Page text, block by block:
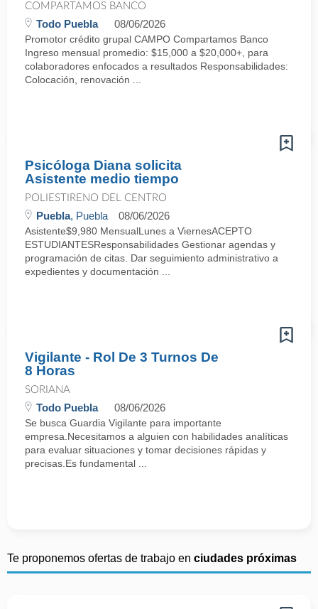
COMPARTAMOS BANCO
Todo Puebla 08/06/2026
Promotor crédito grupal CAMPO Compartamos Banco
Ingreso mensual promedio: $15,000 a $20,000+, para
colaboradores enfocados a resultados Responsabilidades:
Colocación, renovación ...
Psicóloga Diana solicita
Asistente medio tiempo
POLIESTIRENO DEL CENTRO
Puebla, Puebla 08/06/2026
Asistente$9,980 MensualLunes a ViernesACEPTO
ESTUDIANTESResponsabilidades Gestionar agendas y
programación de citas. Dar seguimiento administrativo a
expedientes y documentación ...
Vigilante - Rol De 3 Turnos De
8 Horas
SORIANA
Todo Puebla 08/06/2026
Se busca Guardia Vigilante para importante
empresa.Necesitamos a alguien con habilidades analíticas
para evaluar situaciones y tomar decisiones rápidas y
precisas.Es fundamental ...
Te proponemos ofertas de trabajo en ciudades próximas